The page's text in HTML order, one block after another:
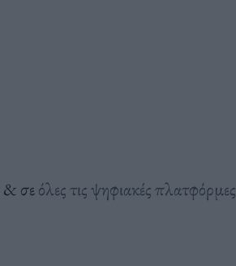
& σεόλες τις ψηφιακές πλατφόρμες